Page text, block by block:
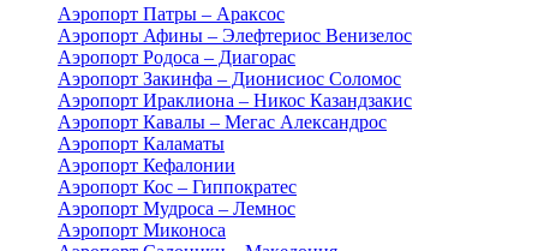
Аэропорт Патры – Араксос
Аэропорт Афины – Элефтериос Венизелос
Аэропорт Родоса – Диагорас
Аэропорт Закинфа – Дионисиос Соломос
Аэропорт Ираклиона – Никос Казандзакис
Аэропорт Кавалы – Мегас Александрос
Аэропорт Каламаты
Аэропорт Кефалонии
Аэропорт Кос – Гиппократес
Аэропорт Мудроса – Лемнос
Аэропорт Миконоса